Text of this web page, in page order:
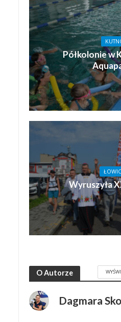
Półkolonie w
Wyruszyła
O Autorze
Dagmara